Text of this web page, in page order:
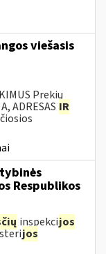
viešasis
Prekių
ADRESAS IR
Respublikos
inspekcijos
jos